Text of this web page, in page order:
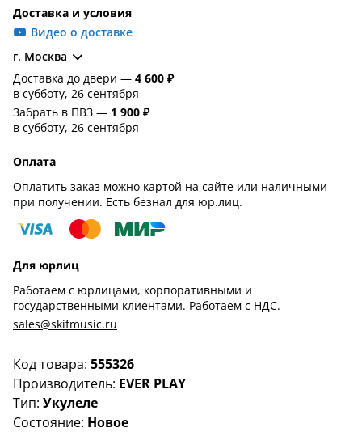
Код товара: 555326
Производитель: EVER PLAY
Тип: Укулеле
Состояние: Новое
Доставка и условия
Видео о доставке
г. Москва
Доставка до двери — 4 600 ₽
в субботу, 26 сентября
Забрать в ПВЗ — 1 900 ₽
в субботу, 26 сентября
Оплата
Оплатить заказ можно картой на сайте или наличными
при получении. Есть безнал для юр.лиц.
Для юрлиц
Работаем с юрлицами, корпоративными и
государственными клиентами. Работаем с НДС.
sales@skifmusic.ru